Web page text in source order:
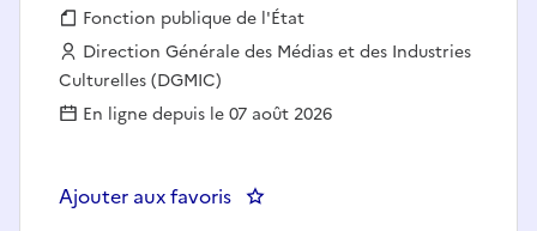
Fonction publique :
Fonction publique de l'État
Employeur :
Direction Générale des Médias et des Industries
Culturelles (DGMIC)
En ligne depuis le 07 août 2026
Ajouter aux favoris : Chargé de mission